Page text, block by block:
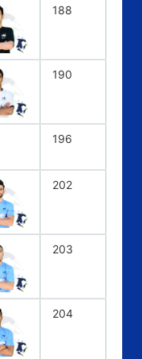
188
190
196
202
203
204